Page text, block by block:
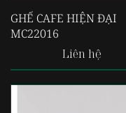
GHẾ CAFE HIỆN ĐẠI
MC22016
Liên hệ